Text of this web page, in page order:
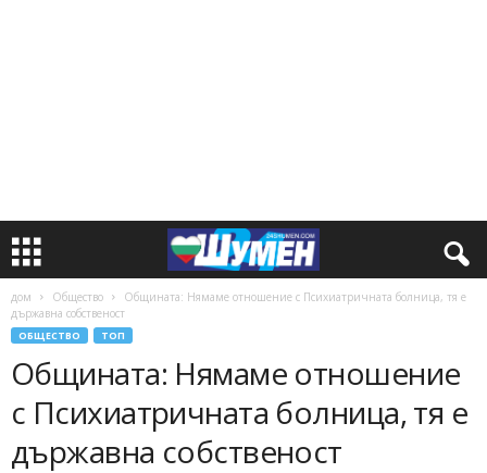
дом Общество
Общината: Нямаме отношение с Психиатричната болница, тя е
държавна собственост
ОБЩЕСТВО ТОП
Общината: Нямаме отношение
с Психиатричната болница, тя е
държавна собственост